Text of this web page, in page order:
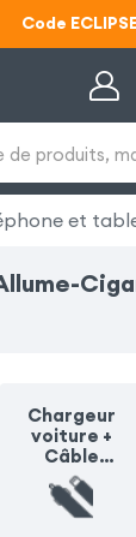
Code
d'éclipse
de produits,
et
Chargeur
voiture +
Câble
Lightning